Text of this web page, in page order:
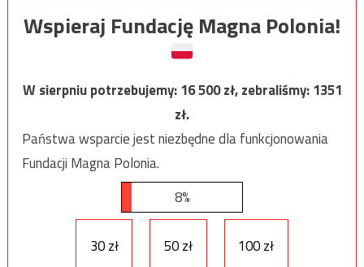
Wspieraj Fundację Magna Polonia!
W sierpniu potrzebujemy:16 500zł, zebraliśmy:1351
zł.
Państwa wsparcie jest niezbędne dla funkcjonowania
Fundacji Magna Polonia.
8%
30 zł 50 zł 100 zł